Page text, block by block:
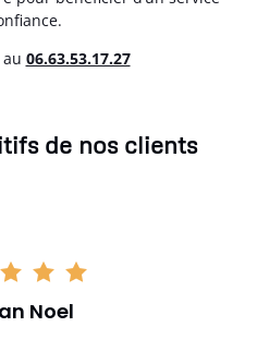
06.63.53.17.27
de nos clients
Noel